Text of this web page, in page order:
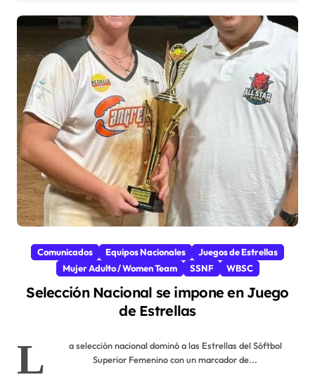
Comunicados Equipos Nacionales
Juegos de Estrellas
Mujer Adulto / Women Team
SSNF WBSC
Selección Nacional se impone en Juego
de Estrellas
L
a selección nacional dominó a las Estrellas del Sóftbol
Superior Femenino con un marcador de...